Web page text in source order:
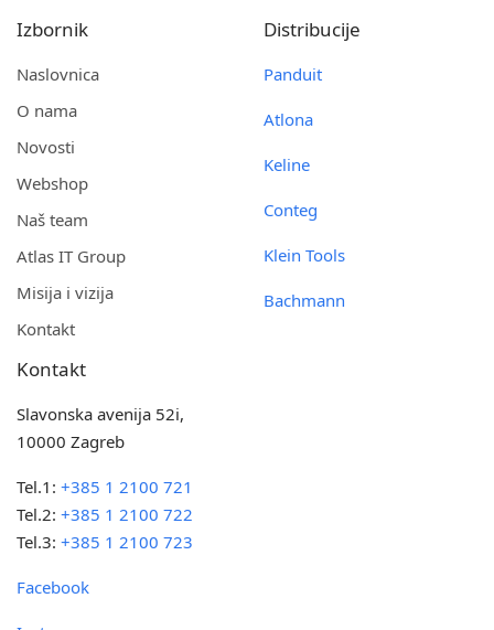
Izbornik
Naslovnica
O nama
Novosti
Webshop
Naš team
Atlas IT Group
Misija i vizija
Kontakt
Distribucije
Panduit
Atlona
Keline
Conteg
Klein Tools
Bachmann
Kontakt
Slavonska avenija 52i,
10000 Zagreb
Tel.1:+385 1 2100 721
Tel.2:+385 1 2100 722
Tel.3:+385 1 2100 723
Facebook